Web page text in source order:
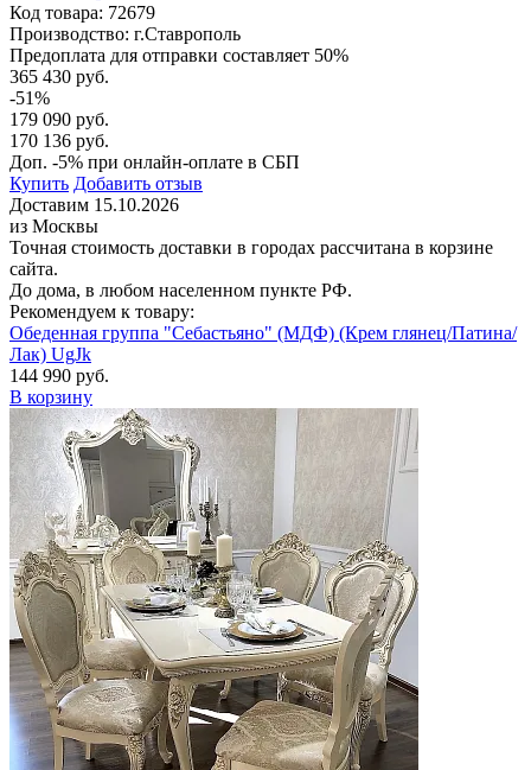
Код товара: 72679
Производство: г.Ставрополь
Предоплата для отправки составляет 50%
365 430 руб.
-51%
179 090 руб.
170 136 руб.
Доп. -5% при онлайн-оплате в СБП
Купить Добавить отзыв
Доставим 15.10.2026
из Москвы
Точная стоимость доставки в городах рассчитана в корзине
сайта.
До дома, в любом населенном пункте РФ.
Рекомендуем к товару:
Обеденная группа "Себастьяно" (МДФ) (Крем глянец/Патина/
Лак) UgJk
144 990 руб.
В корзину